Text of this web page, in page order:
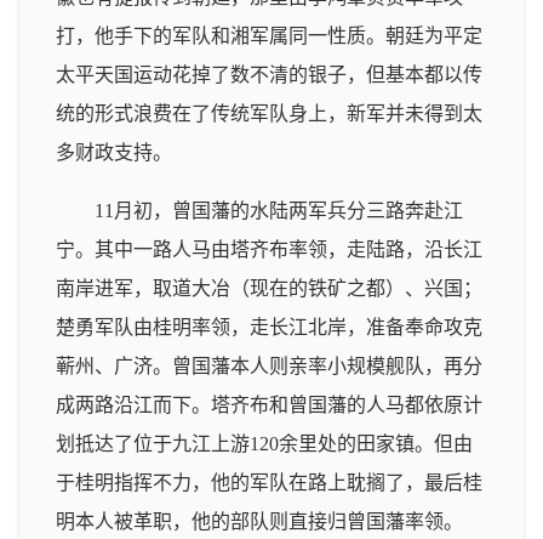
打，他手下的军队和湘军属同一性质。朝廷为平定
太平天国运动花掉了数不清的银子，但基本都以传
统的形式浪费在了传统军队身上，新军并未得到太
多财政支持。
11月初，曾国藩的水陆两军兵分三路奔赴江
宁。其中一路人马由塔齐布率领，走陆路，沿长江
南岸进军，取道大冶（现在的铁矿之都）、兴国；
楚勇军队由桂明率领，走长江北岸，准备奉命攻克
蕲州、广济。曾国藩本人则亲率小规模舰队，再分
成两路沿江而下。塔齐布和曾国藩的人马都依原计
划抵达了位于九江上游120余里处的田家镇。但由
于桂明指挥不力，他的军队在路上耽搁了，最后桂
明本人被革职，他的部队则直接归曾国藩率领。